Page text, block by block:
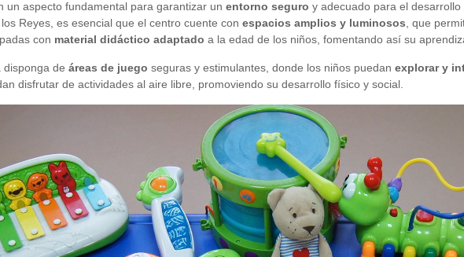
un aspecto fundamental para garantizar unentorno seguro y adecuado para el
Reyes, es esencial que el centro cuente conespacios amplios y luminosos , que
con material didáctico adaptado a la edad de los niños, fomentando así su
disponga deáreas de juego seguras y estimulantes, donde los niños puedanexplorar y
disfrutar de actividades al aire libre, promoviendo su desarrollo físico y social.